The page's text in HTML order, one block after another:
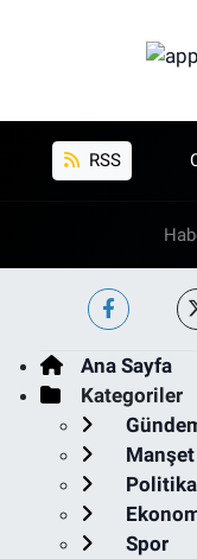
RSS
Ana Sayfa
Kategoriler
Manşet
Politika
Spor